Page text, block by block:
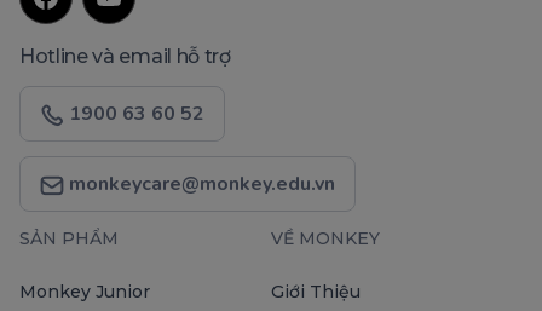
Hotline và email hỗ trợ
1900 63 60 52
monkeycare@monkey.edu.vn
SẢN PHẨM
Monkey Junior
VỀ MONKEY
Giới Thiệu